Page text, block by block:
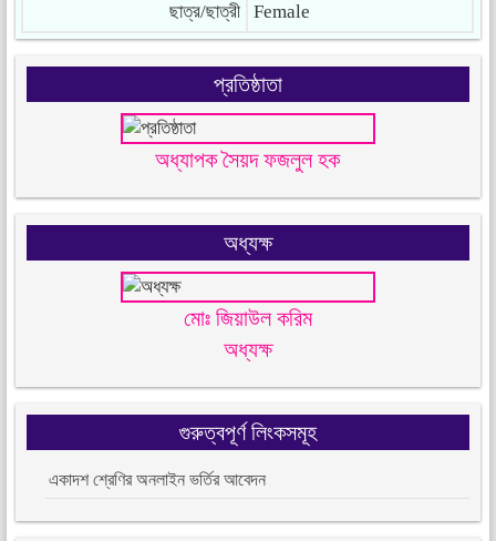
ছাত্র/ছাত্রী
Female
প্রতিষ্ঠাতা
অধ্যাপক সৈয়দ ফজলুল হক
অধ্যক্ষ
মোঃ জিয়াউল করিম
অধ্যক্ষ
গুরুত্বপূর্ণ লিংকসমূহ
একাদশ শ্রেণির অনলাইন ভর্তির আবেদন